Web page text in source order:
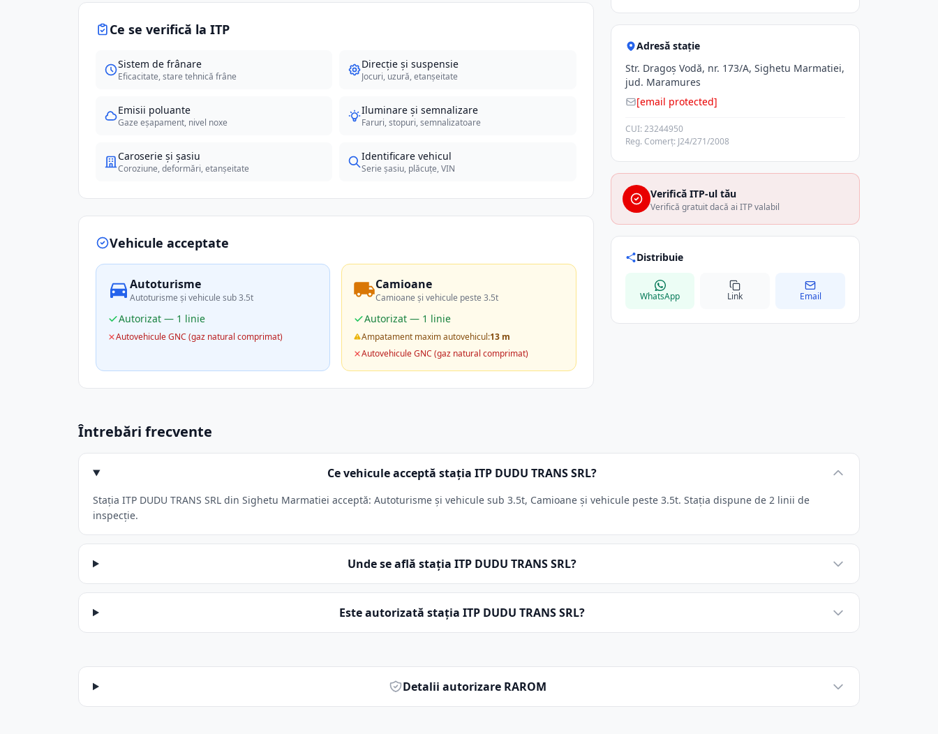
Ce se verifică la ITP
Sistem de frânare
Eficacitate, stare tehnică frâne
Direcție și suspensie
Jocuri, uzură, etanșeitate
Emisii poluante
Gaze eșapament, nivel noxe
Iluminare și semnalizare
Faruri, stopuri, semnalizatoare
Caroserie și șasiu
Coroziune, deformări, etanșeitate
Identificare vehicul
Serie șasiu, plăcuțe, VIN
Vehicule acceptate
Autoturisme
Autoturisme și vehicule sub 3.5t
Autorizat — 1 linie
Autovehicule GNC (gaz natural comprimat)
Camioane
Camioane și vehicule peste 3.5t
Autorizat — 1 linie
Ampatament maxim autovehicul:13 m
Autovehicule GNC (gaz natural comprimat)
Adresă stație
Str. Dragoş Vodă, nr. 173/A, Sighetu Marmatiei,
jud. Maramures
[email protected]
CUI: 23244950
Reg. Comerț: J24/271/2008
Verifică ITP-ul tău
Verifică gratuit dacă ai ITP valabil
Distribuie
WhatsApp Link Email
Întrebări frecvente
Ce vehicule acceptă stația ITP DUDU TRANS SRL?
Stația ITP DUDU TRANS SRL din Sighetu Marmatiei acceptă: Autoturisme și vehicule sub 3.5t, Camioane și vehicule peste 3.5t. Stația dispune de 2 linii de
inspecție.
Unde se află stația ITP DUDU TRANS SRL?
Este autorizată stația ITP DUDU TRANS SRL?
Detalii autorizare RAROM